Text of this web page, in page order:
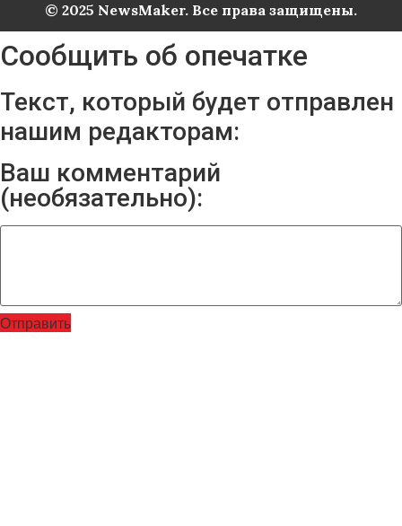
© 2025 NewsMaker. Все права защищены.
Сообщить об опечатке
Текст, который будет отправлен
нашим редакторам:
Ваш комментарий
(необязательно):
Отправить